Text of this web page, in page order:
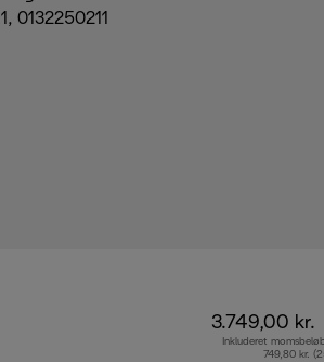
3.749,00 kr.
Inkluderet
749,80 kr.